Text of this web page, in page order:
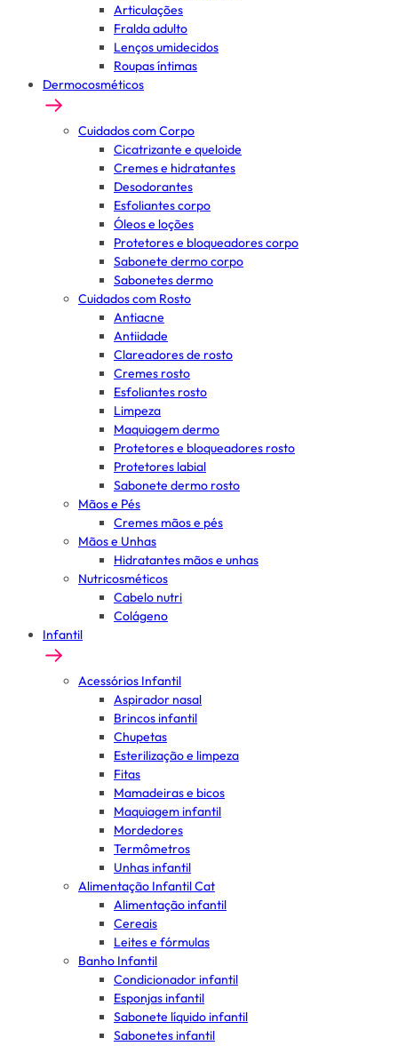
Articulações
Fralda adulto
Lenços umidecidos
Roupas íntimas
Dermocosméticos
Cuidados com Corpo
Cicatrizante e queloide
Cremes e hidratantes
Desodorantes
Esfoliantes corpo
Óleos e loções
Protetores e bloqueadores corpo
Sabonete dermo corpo
Sabonetes dermo
Cuidados com Rosto
Antiacne
Antiidade
Clareadores de rosto
Cremes rosto
Esfoliantes rosto
Limpeza
Maquiagem dermo
Protetores e bloqueadores rosto
Protetores labial
Sabonete dermo rosto
Mãos e Pés
Cremes mãos e pés
Mãos e Unhas
Hidratantes mãos e unhas
Nutricosméticos
Cabelo nutri
Colágeno
Infantil
Acessórios Infantil
Aspirador nasal
Brincos infantil
Chupetas
Esterilização e limpeza
Fitas
Mamadeiras e bicos
Maquiagem infantil
Mordedores
Termômetros
Unhas infantil
Alimentação Infantil Cat
Alimentação infantil
Cereais
Leites e fórmulas
Banho Infantil
Condicionador infantil
Esponjas infantil
Sabonete líquido infantil
Sabonetes infantil